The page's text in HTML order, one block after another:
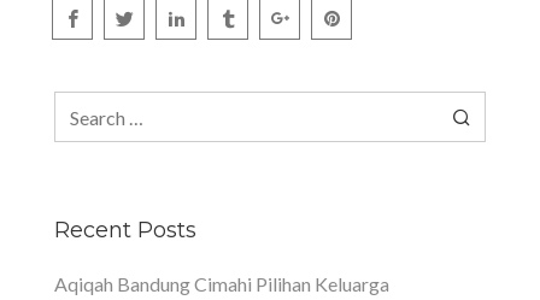
Recent Posts
Aqiqah Bandung Cimahi Pilihan Keluarga